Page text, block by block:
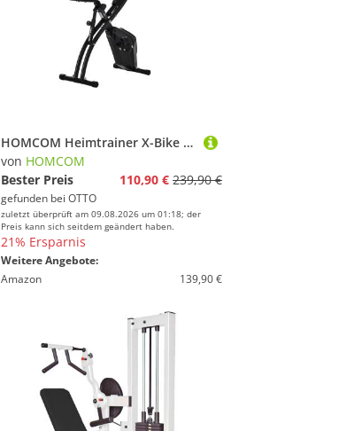
HOMCOM Heimtrainer X-Bike 2-in-1 klappbarer Hometrainer (Magnetwiderstand, 1-tlg., Fahrradtrainer), für Wohnzimmer, Schwarz
von HOMCOM
Bester Preis
110,90 € 239,90 €
gefunden bei OTTO
zuletzt überprüft am 09.08.2026 um 01:18; der
Preis kann sich seitdem geändert haben.
21% Ersparnis
Weitere Angebote:
Amazon
139,90 €